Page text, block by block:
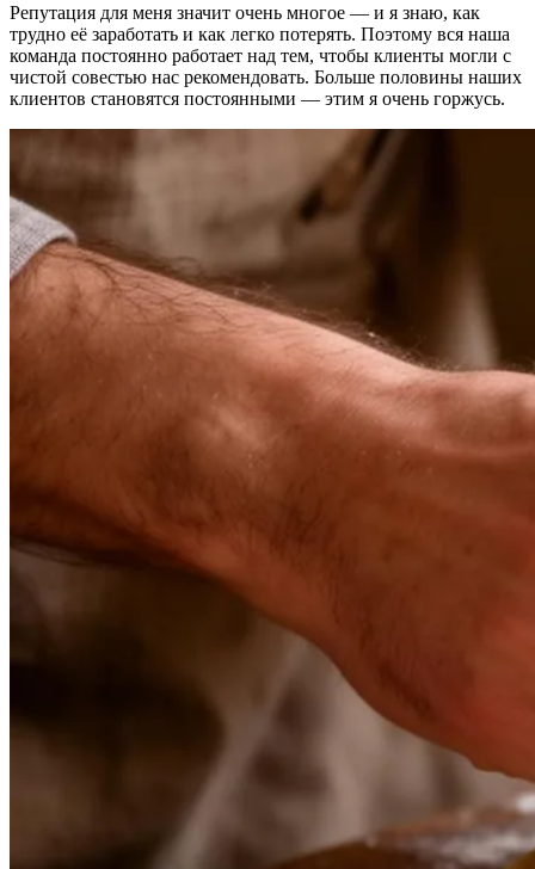
Репутация для меня значит очень многое — и я знаю, как
трудно её заработать и как легко потерять. Поэтому вся наша
команда постоянно работает над тем, чтобы клиенты могли с
чистой совестью нас рекомендовать. Больше половины наших
клиентов становятся постоянными — этим я очень горжусь.